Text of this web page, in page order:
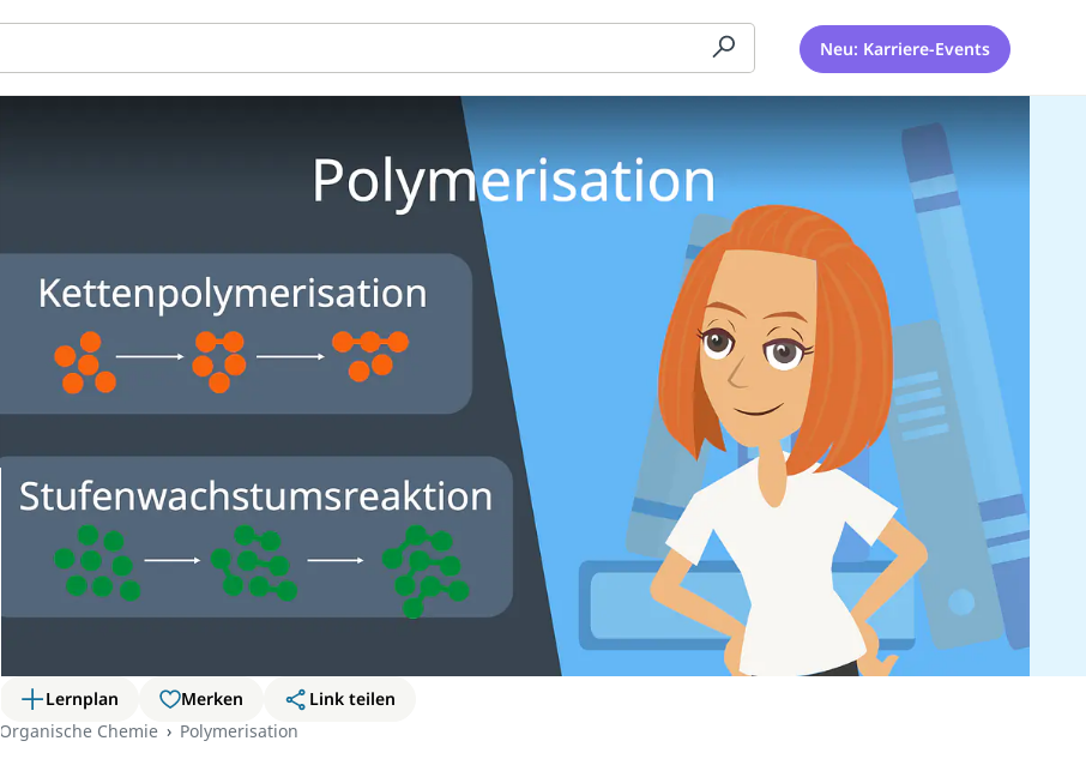
Neu: Karriere-Events
Lernplan Merken
Link teilen
Organische Chemie
Polymerisation